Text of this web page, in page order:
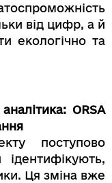
від цифр, а й
екологічно та
ORSA
поступово
Ця зміна вже